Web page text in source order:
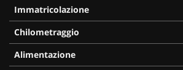
Immatricolazione
Chilometraggio
Alimentazione